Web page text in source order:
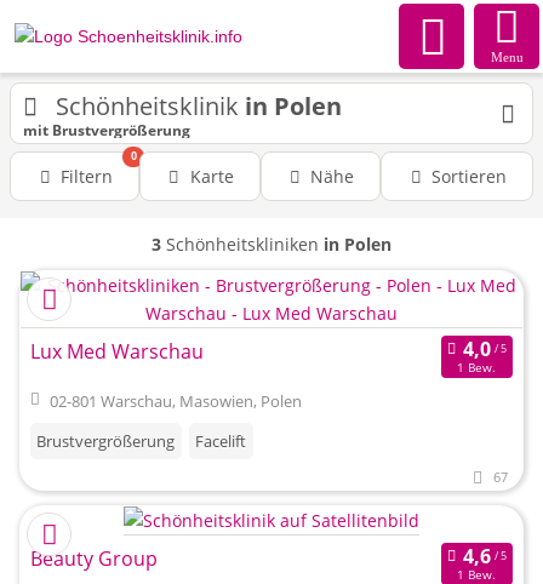
Menu
Schönheitsklinik in Polen
mit Brustvergrößerung
Filtern
0
Karte Nähe Sortieren
3 Schönheitskliniken in Polen
Lux Med Warschau
1 Bew.
02-801 Warschau, Masowien, Polen
Brustvergrößerung
Facelift
67
Beauty Group
1 Bew.